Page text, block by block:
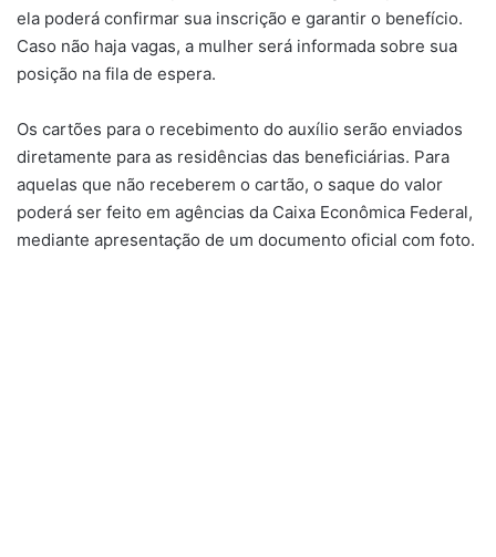
ela poderá confirmar sua inscrição e garantir o benefício.
Caso não haja vagas, a mulher será informada sobre sua
posição na fila de espera.
Os cartões para o recebimento do auxílio serão enviados
diretamente para as residências das beneficiárias. Para
aquelas que não receberem o cartão, o saque do valor
poderá ser feito em agências da Caixa Econômica Federal,
mediante apresentação de um documento oficial com foto.